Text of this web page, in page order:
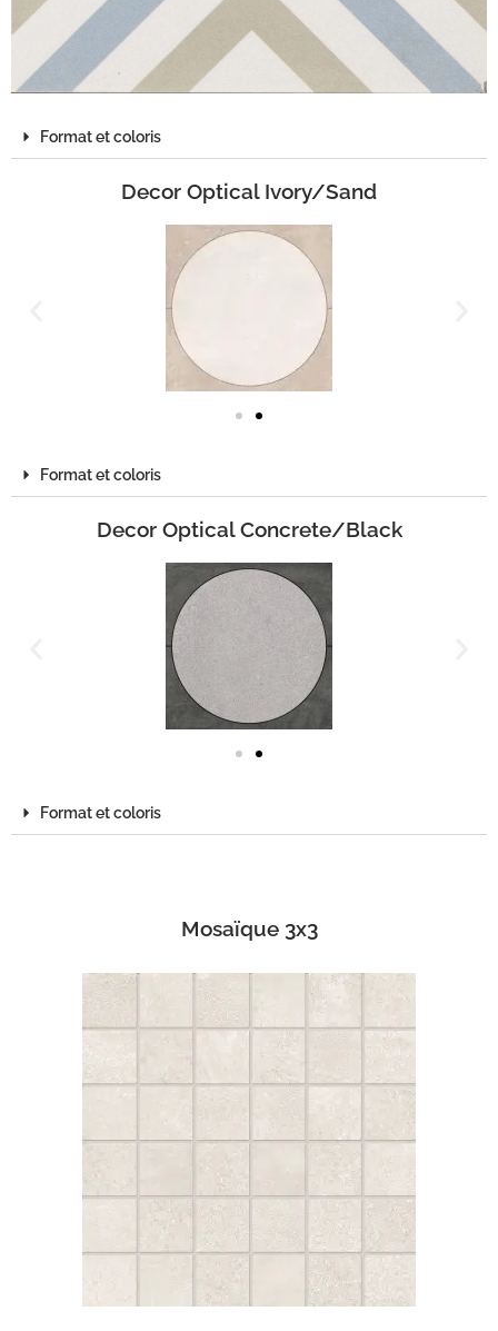
Format et coloris
Decor Optical Ivory/Sand
Format et coloris
Decor Optical Concrete/Black
Format et coloris
Mosaïque 3x3